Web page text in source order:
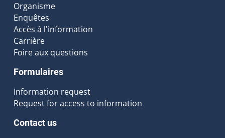
Organisme
Enquêtes
Accès à l'information
Carrière
Foire aux questions
Formulaires
Information request
Request for access to information
Contact us